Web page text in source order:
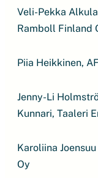
Veli-Pekka
Ramboll Finland
Piia Heikkinen,
Jenny-Li
Kunnari, Taaleri
Karoliina
Oy